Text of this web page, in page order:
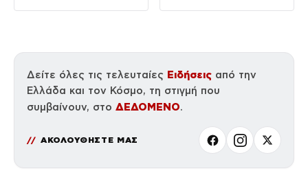
Δείτε όλες τις τελευταίες Ειδήσεις από την
Ελλάδα και τον Κόσμο, τη στιγμή που
συμβαίνουν, στο ΔΕΔΟΜΕΝΟ.
ΑΚΟΛΟΥΘΗΣΤΕ ΜΑΣ